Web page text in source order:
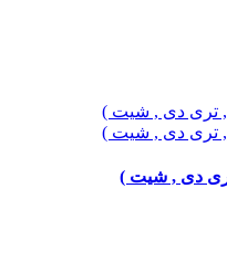
دی , شیت )